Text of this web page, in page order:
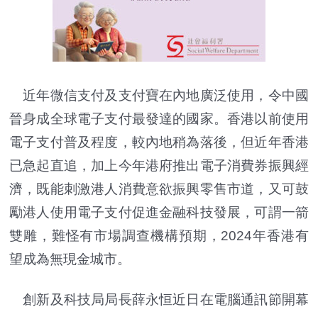
近年微信支付及支付寶在內地廣泛使用，令中國
晉身成全球電子支付最發達的國家。香港以前使用
電子支付普及程度，較內地稍為落後，但近年香港
已急起直追，加上今年港府推出電子消費券振興經
濟，既能刺激港人消費意欲振興零售市道，又可鼓
勵港人使用電子支付促進金融科技發展，可謂一箭
雙雕，難怪有市場調查機構預期，2024年香港有
望成為無現金城市。
創新及科技局局長薛永恒近日在電腦通訊節開幕